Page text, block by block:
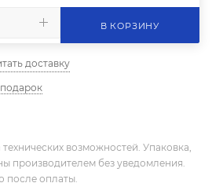
В КОРЗИНУ
доставку
возможностей. Упаковка,
производителем без уведомления.
после оплаты.